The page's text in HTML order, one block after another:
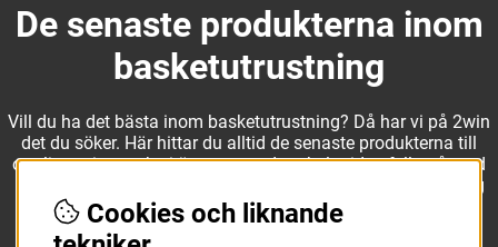
De senaste produkterna inom
basketutrustning
Vill du ha det bästa inom basketutrustning? Då har vi på 2win
det du söker. Här hittar du alltid de senaste produkterna till
otroliga priser, och vi är noga med att hela tiden fylla på med
nyheter i webbshopen. Det gör oss till ett naturligt val för dig
som vill ha utrustning som överträffar alla andra märken.
Cookies och liknande